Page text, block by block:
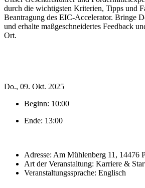
durch die wichtigsten Kriterien, Tipps und
Beantragung des EIC-Accelerator. Bringe
und erhalte maßgeschneidertes Feedback
Ort.
Do., 09. Okt. 2025
Beginn: 10:00
Ende: 13:00
Adresse: Am Mühlenberg 11, 14476
Art der Veranstaltung: Karriere &
Veranstaltungssprache: Englisch